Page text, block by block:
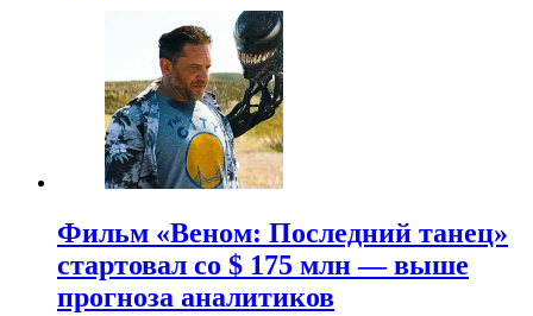
Фильм «Веном: Последний танец»
стартовал со $ 175 млн — выше
прогноза аналитиков